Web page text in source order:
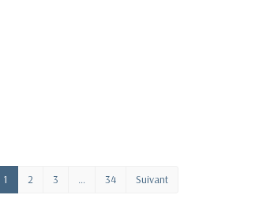
1 2 3 … 34 Suivant